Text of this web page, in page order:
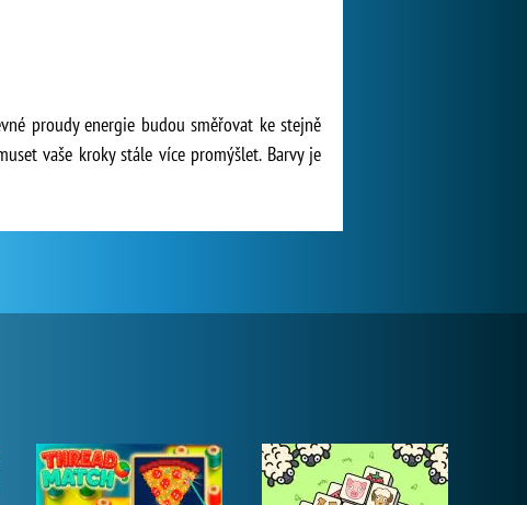
proudy energie budou směřovat ke stejně
vaše kroky stále více promýšlet. Barvy je